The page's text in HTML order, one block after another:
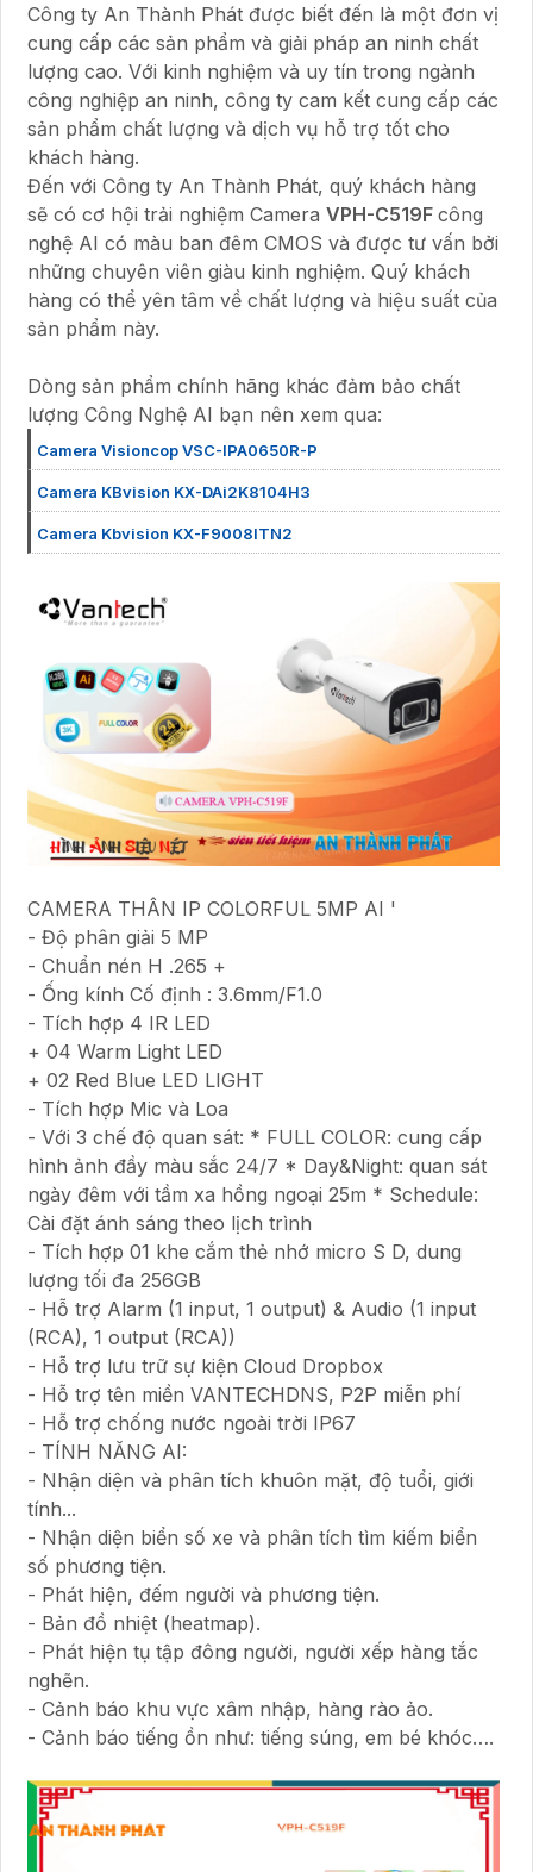
Công ty An Thành Phát được biết đến là một đơn vị
cung cấp các sản phẩm và giải pháp an ninh chất
lượng cao. Với kinh nghiệm và uy tín trong ngành
công nghiệp an ninh, công ty cam kết cung cấp các
sản phẩm chất lượng và dịch vụ hỗ trợ tốt cho
khách hàng.
Đến với Công ty An Thành Phát, quý khách hàng
sẽ có cơ hội trải nghiệm Camera VPH-C519F công
nghệ AI có màu ban đêm CMOS và được tư vấn bởi
những chuyên viên giàu kinh nghiệm. Quý khách
hàng có thể yên tâm về chất lượng và hiệu suất của
sản phẩm này.
Dòng sản phẩm chính hãng khác đảm bảo chất
lượng Công Nghệ AI bạn nên xem qua:
Camera Visioncop VSC-IPA0650R-P
Camera KBvision KX-DAi2K8104H3
Camera Kbvision KX-F9008ITN2
CAMERA THÂN IP COLORFUL 5MP AI '
- Độ phân giải 5 MP
- Chuẩn nén H .265 +
- Ống kính Cố định : 3.6mm/F1.0
- Tích hợp 4 IR LED
+ 04 Warm Light LED
+ 02 Red Blue LED LIGHT
- Tích hợp Mic và Loa
- Với 3 chế độ quan sát: * FULL COLOR: cung cấp
hình ảnh đầy màu sắc 24/7 * Day&Night: quan sát
ngày đêm với tầm xa hồng ngoại 25m * Schedule:
Cài đặt ánh sáng theo lịch trình
- Tích hợp 01 khe cắm thẻ nhớ micro S D, dung
lượng tối đa 256GB
- Hỗ trợ Alarm (1 input, 1 output) & Audio (1 input
(RCA), 1 output (RCA))
- Hỗ trợ lưu trữ sự kiện Cloud Dropbox
- Hỗ trợ tên miền VANTECHDNS, P2P miễn phí
- Hỗ trợ chống nước ngoài trời IP67
- TÍNH NĂNG AI:
- Nhận diện và phân tích khuôn mặt, độ tuổi, giới
tính...
- Nhận diện biển số xe và phân tích tìm kiếm biển
số phương tiện.
- Phát hiện, đếm người và phương tiện.
- Bản đồ nhiệt (heatmap).
- Phát hiện tụ tập đông người, người xếp hàng tắc
nghẽn.
- Cảnh báo khu vực xâm nhập, hàng rào ảo.
- Cảnh báo tiếng ồn như: tiếng súng, em bé khóc….